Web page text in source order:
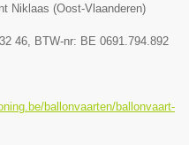
Niklaas (Oost-Vlaanderen)
46 , BTW-nr: BE 0691.794.892
ballonvaarten/ballonvaart-